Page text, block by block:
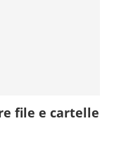
file e cartelle